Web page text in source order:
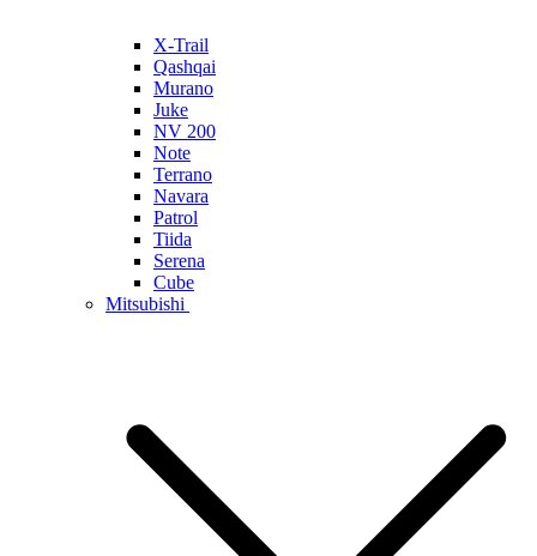
X-Trail
Qashqai
Murano
Juke
NV 200
Note
Terrano
Navara
Patrol
Tiida
Serena
Cube
Mitsubishi